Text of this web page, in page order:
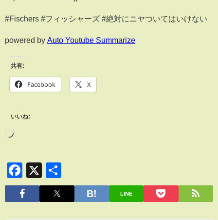
#Fischers #フィッシャーズ #絶対にニヤついてはいけない
powered by Auto Youtube Summarize
共有:
Facebook X
いいね:
Facebook
X
有
LINE